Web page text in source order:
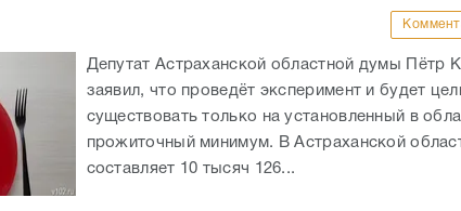
Депутат Астраханской областной думы Пётр
заявил, что проведёт эксперимент и будет
существовать только на установленный в
прожиточный минимум. В Астраханской
составляет 10 тысяч 126...